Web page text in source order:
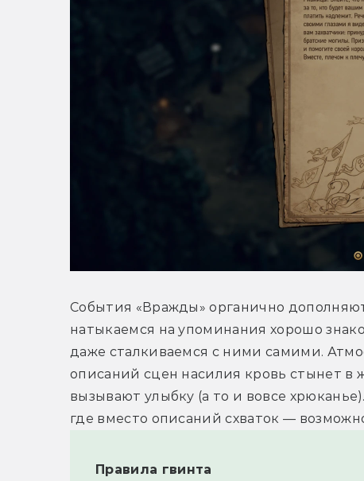
События «Вражды» органично
натыкаемся на упоминания хорошо
даже сталкиваемся с ними самими.
описаний сцен насилия кровь стынет в
вызывают улыбку (а то и вовсе
где вместо описаний схваток —
Правила гвинта